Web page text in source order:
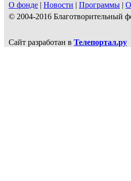
О фонде | Новости | Программы |
© 2004-2016 Благотворительный
Сайт разработан в Телепортал.ру